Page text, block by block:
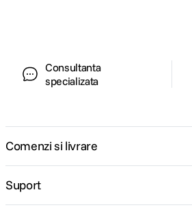
Consultanta
specializata
Comenzi si livrare
Suport